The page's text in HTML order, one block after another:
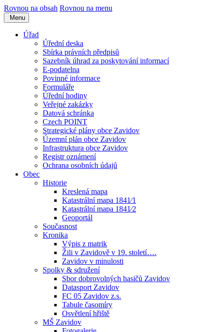
Rovnou na obsah Rovnou na menu
Menu
Úřad
Úřední deska
Sbírka právních předpisů
Sazebník úhrad za poskytování informací
E-podatelna
Povinné informace
Formuláře
Úřední hodiny
Veřejné zakázky
Datová schránka
Czech POINT
Strategické plány obce Zavidov
Územní plán obce Zavidov
Infrastruktura obce Zavidov
Registr oznámení
Ochrana osobních údajů
Obec
Historie
Kreslená mapa
Katastrální mapa 1841⁄1
Katastrální mapa 1841⁄2
Geoportál
Současnost
Kronika
Výpis z matrik
Žili v Zavidově v 19. století….
Zavidov v minulosti
Spolky & sdružení
Sbor dobrovolných hasičů Zavidov
Datasport Zavidov
FC 05 Zavidov z.s.
Tabule časomíry
Osvětlení hřiště
MŠ Zavidov